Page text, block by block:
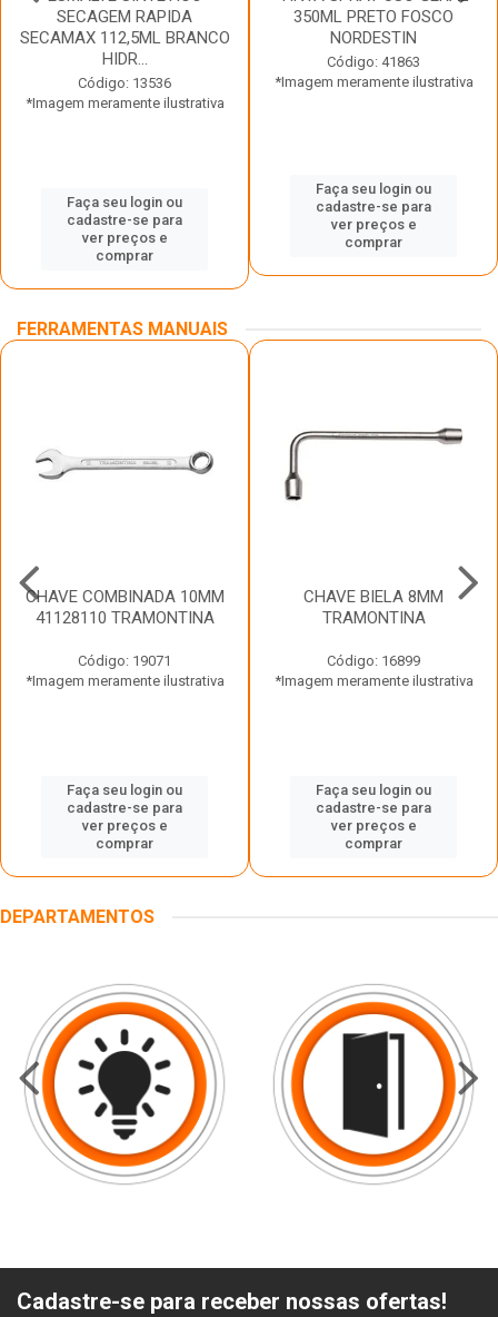
SECAGEM RAPIDA
SECAMAX 112,5ML BRANCO
HIDR...
Código: 13536
*Imagem meramente ilustrativa
Faça seu login ou
cadastre-se para
ver preços e
comprar
350ML PRETO FOSCO
NORDESTIN
Código: 41863
*Imagem meramente ilustrativa
Faça seu login ou
cadastre-se para
ver preços e
comprar
FERRAMENTAS MANUAIS
CHAVE COMBINADA 10MM
41128110 TRAMONTINA
Código: 19071
*Imagem meramente ilustrativa
Faça seu login ou
cadastre-se para
ver preços e
comprar
CHAVE BIELA 8MM
TRAMONTINA
Código: 16899
*Imagem meramente ilustrativa
Faça seu login ou
cadastre-se para
ver preços e
comprar
DEPARTAMENTOS
Cadastre-se para receber nossas ofertas!